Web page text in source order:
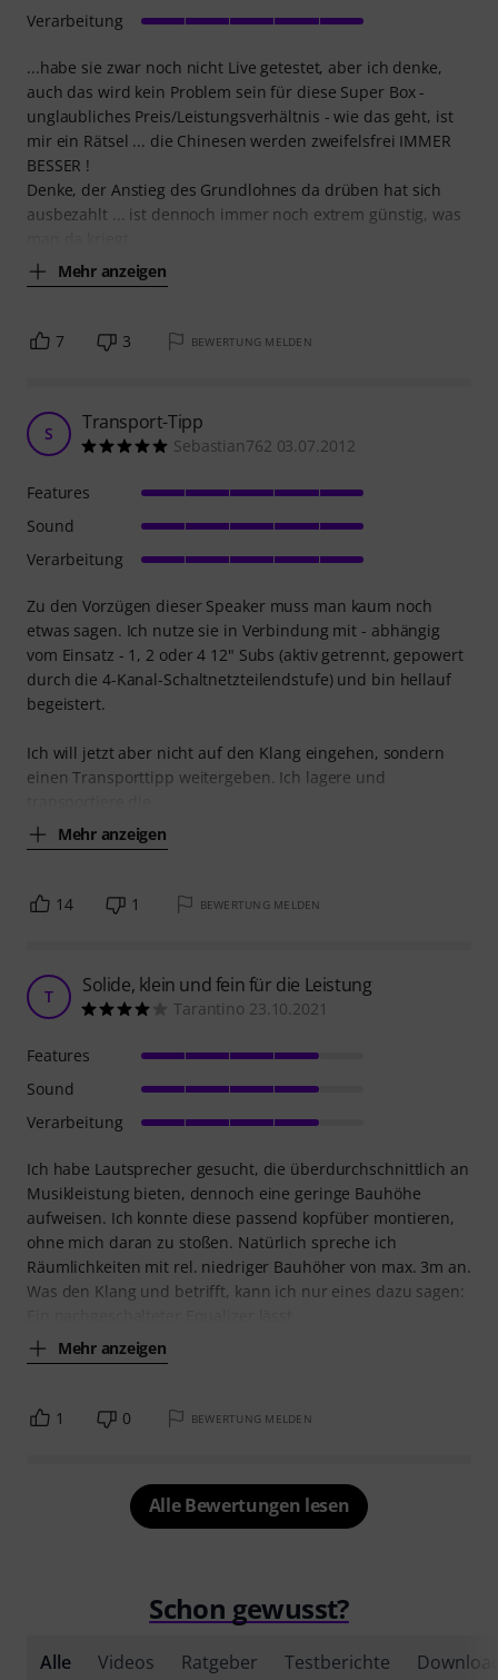
...habe sie zwar noch nicht Live getestet, aber ich denke,
auch das wird kein Problem sein für diese Super Box -
unglaubliches Preis/Leistungsverhältnis - wie das geht, ist
mir ein Rätsel ... die Chinesen werden zweifelsfrei IMMER
BESSER !
Denke, der Anstieg des Grundlohnes da drüben hat sich
ausbezahlt ... ist dennoch immer noch extrem günstig, was
Mehr anzeigen
Verarbeitung
7 3 BEWERTUNG MELDEN
S Transport-Tipp
Sebastian762 03.07.2012
Zu den Vorzügen dieser Speaker muss man kaum noch
etwas sagen. Ich nutze sie in Verbindung mit - abhängig
vom Einsatz - 1, 2 oder 4 12" Subs (aktiv getrennt, gepowert
durch die 4-Kanal-Schaltnetzteilendstufe) und bin hellauf
begeistert.
Ich will jetzt aber nicht auf den Klang eingehen, sondern
einen Transporttipp weitergeben. Ich lagere und
Mehr anzeigen
Features
Sound
Verarbeitung
14 1 BEWERTUNG MELDEN
T Solide, klein und fein für die Leistung
Tarantino 23.10.2021
Ich habe Lautsprecher gesucht, die überdurchschnittlich an
Musikleistung bieten, dennoch eine geringe Bauhöhe
aufweisen. Ich konnte diese passend kopfüber montieren,
ohne mich daran zu stoßen. Natürlich spreche ich
Räumlichkeiten mit rel. niedriger Bauhöher von max. 3m an.
Was den Klang und betrifft, kann ich nur eines dazu sagen:
Mehr anzeigen
Features
Sound
Verarbeitung
1 0 BEWERTUNG MELDEN
Alle Bewertungen lesen
Schon gewusst?
Alle Videos Ratgeber Testberichte